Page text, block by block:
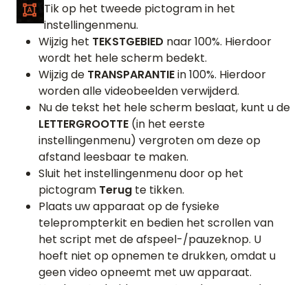
Tik op het tweede pictogram in het
instellingenmenu.
Wijzig het TEKSTGEBIED naar 100%. Hierdoor
wordt het hele scherm bedekt.
Wijzig de TRANSPARANTIEin 100%. Hierdoor
worden alle videobeelden verwijderd.
Nu de tekst het hele scherm beslaat, kunt u de
LETTERGROOTTE (in het eerste
instellingenmenu) vergroten om deze op
afstand leesbaar te maken.
Sluit het instellingenmenu door op het
pictogram Terug te tikken.
Plaats uw apparaat op de fysieke
teleprompterkit en bedien het scrollen van
het script met de afspeel-/pauzeknop. U
hoeft niet op opnemen te drukken, omdat u
geen video opneemt met uw apparaat.